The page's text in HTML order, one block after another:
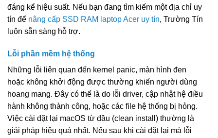
đáng kể hiệu suất. Nếu bạn đang tìm kiếm một địa chỉ uy
tín để nâng cấp SSD RAM laptop Acer uy tín, Trường Tín
luôn sẵn sàng hỗ trợ.
Lỗi phần mềm hệ thống
Những lỗi liên quan đến kernel panic, màn hình đen
hoặc không khởi động được thường khiến người dùng
hoang mang. Đây có thể là do lỗi driver, cập nhật hệ điều
hành không thành công, hoặc các file hệ thống bị hỏng.
Việc cài đặt lại macOS từ đầu (clean install) thường là
giải pháp hiệu quả nhất. Nếu sau khi cài đặt lại mà lỗi